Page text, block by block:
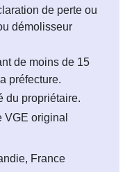
de perte ou
démolisseur
de moins de 15
préfecture.
du propriétaire.
VGE original
France